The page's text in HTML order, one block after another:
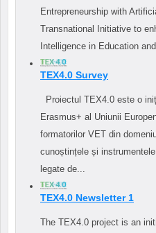
Entrepreneurship with
Transnational Initiative to
Intelligence in Education
TEX4.0 Survey
Proiectul TEX4.0 este o
Erasmus+ al Uniunii
formatorilor VET din
cunoștințele și
legate de...
TEX4.0 Newsletter 1
The TEX4.0 project is an